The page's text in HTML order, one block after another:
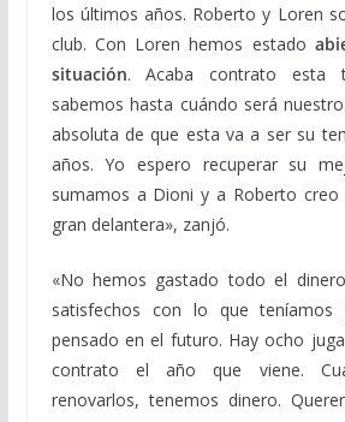
los últimos años. Roberto y Loren
club. Con Loren hemos estado
situación. Acaba contrato esta
sabemos hasta cuándo será
absoluta de que esta va a ser su
años. Yo espero recuperar su
sumamos a Dioni y a Roberto creo
gran delantera», zanjó.
«No hemos gastado todo el
satisfechos con lo que teníamos
pensado en el futuro. Hay ocho
contrato el año que viene.
renovarlos, tenemos dinero.